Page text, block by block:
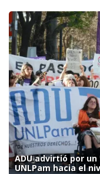
ADU advirtió por
UNLPam hacia el